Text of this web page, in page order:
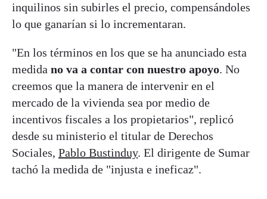
inquilinos sin subirles el precio, compensándoles
lo que ganarían si lo incrementaran.
"En los términos en los que se ha anunciado esta
medida no va a contar con nuestro apoyo. No
creemos que la manera de intervenir en el
mercado de la vivienda sea por medio de
incentivos fiscales a los propietarios", replicó
desde su ministerio el titular de Derechos
Sociales, Pablo Bustinduy. El dirigente de Sumar
tachó la medida de "injusta e ineficaz".